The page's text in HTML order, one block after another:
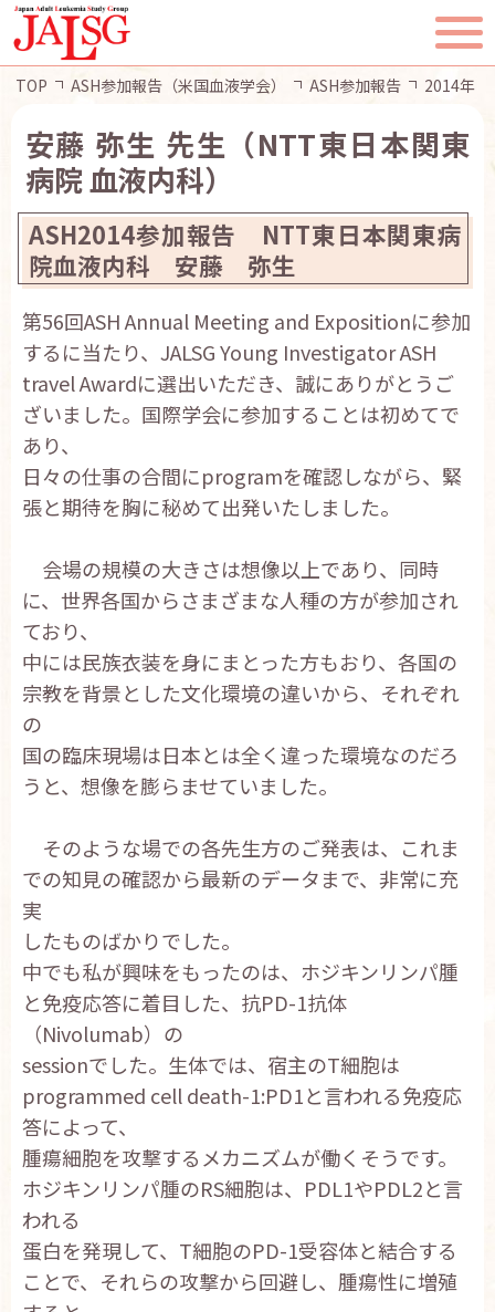
JALSGとは
活動報告
一般・患者様へ
English
TOP ASH参加報告（米国血液学会） ASH参加報告 2014年
安藤 弥生 先生（NTT東日本関東
病院 血液内科）
ASH2014参加報告 NTT東日本関東病
院血液内科 安藤 弥生
第56回ASH Annual Meeting and Expositionに参加
するに当たり、JALSG Young Investigator ASH
travel Awardに選出いただき、誠にありがとうご
ざいました。国際学会に参加することは初めてで
あり、
日々の仕事の合間にprogramを確認しながら、緊
張と期待を胸に秘めて出発いたしました。
会場の規模の大きさは想像以上であり、同時
に、世界各国からさまざまな人種の方が参加され
ており、
中には民族衣装を身にまとった方もおり、各国の
宗教を背景とした文化環境の違いから、それぞれ
の
国の臨床現場は日本とは全く違った環境なのだろ
うと、想像を膨らませていました。
そのような場での各先生方のご発表は、これま
での知見の確認から最新のデータまで、非常に充
実
したものばかりでした。
中でも私が興味をもったのは、ホジキンリンパ腫
と免疫応答に着目した、抗PD-1抗体
（Nivolumab）の
sessionでした。生体では、宿主のT細胞は
programmed cell death-1:PD1と言われる免疫応
答によって、
腫瘍細胞を攻撃するメカニズムが働くそうです。
ホジキンリンパ腫のRS細胞は、PDL1やPDL2と言
われる
蛋白を発現して、T細胞のPD-1受容体と結合する
ことで、それらの攻撃から回避し、腫瘍性に増殖